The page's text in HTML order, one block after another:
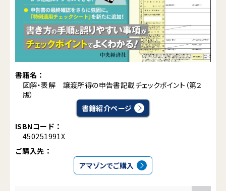
書籍名：
図解・表解 譲渡所得の申告書記載チェックポイント（第２
版）
書籍紹介ページ
ISBNコード：
450251991X
ご購入先：
アマゾンでご購入